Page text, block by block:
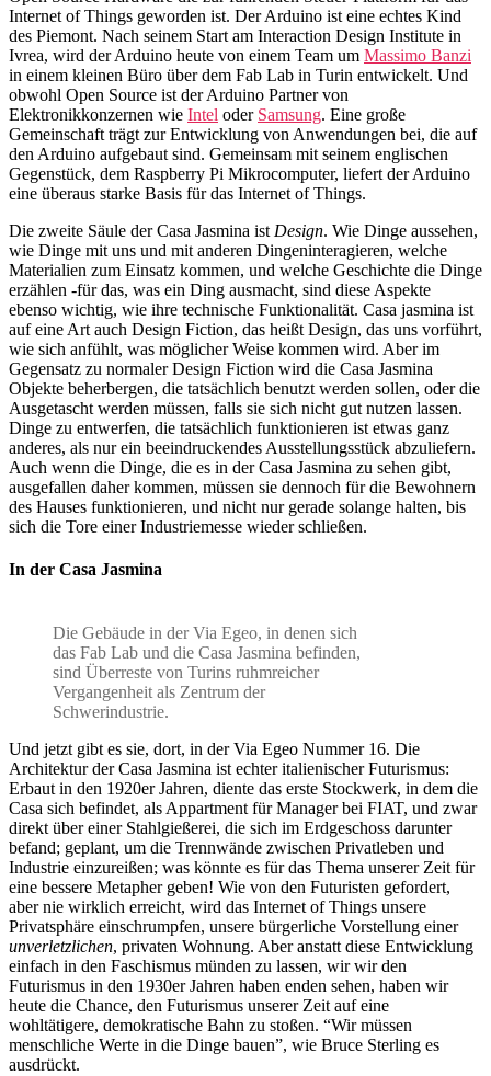
Internet of Things geworden ist. Der Arduino ist eine echtes Kind
des Piemont. Nach seinem Start am Interaction Design Institute in
Ivrea, wird der Arduino heute von einem Team um Massimo Banzi
in einem kleinen Büro über dem Fab Lab in Turin entwickelt. Und
obwohl Open Source ist der Arduino Partner von
Elektronikkonzernen wie Intel oder Samsung. Eine große
Gemeinschaft trägt zur Entwicklung von Anwendungen bei, die auf
den Arduino aufgebaut sind. Gemeinsam mit seinem englischen
Gegenstück, dem Raspberry Pi Mikrocomputer, liefert der Arduino
eine überaus starke Basis für das Internet of Things.
Die zweite Säule der Casa Jasmina ist Design. Wie Dinge aussehen,
wie Dinge mit uns und mit anderen Dingeninteragieren, welche
Materialien zum Einsatz kommen, und welche Geschichte die Dinge
erzählen -für das, was ein Ding ausmacht, sind diese Aspekte
ebenso wichtig, wie ihre technische Funktionalität. Casa jasmina ist
auf eine Art auch Design Fiction, das heißt Design, das uns vorführt,
wie sich anfühlt, was möglicher Weise kommen wird. Aber im
Gegensatz zu normaler Design Fiction wird die Casa Jasmina
Objekte beherbergen, die tatsächlich benutzt werden sollen, oder die
Ausgetascht werden müssen, falls sie sich nicht gut nutzen lassen.
Dinge zu entwerfen, die tatsächlich funktionieren ist etwas ganz
anderes, als nur ein beeindruckendes Ausstellungsstück abzuliefern.
Auch wenn die Dinge, die es in der Casa Jasmina zu sehen gibt,
ausgefallen daher kommen, müssen sie dennoch für die Bewohnern
des Hauses funktionieren, und nicht nur gerade solange halten, bis
sich die Tore einer Industriemesse wieder schließen.
In der Casa Jasmina
Die Gebäude in der Via Egeo, in denen sich
das Fab Lab und die Casa Jasmina befinden,
sind Überreste von Turins ruhmreicher
Vergangenheit als Zentrum der
Schwerindustrie.
Und jetzt gibt es sie, dort, in der Via Egeo Nummer 16. Die
Architektur der Casa Jasmina ist echter italienischer Futurismus:
Erbaut in den 1920er Jahren, diente das erste Stockwerk, in dem die
Casa sich befindet, als Appartment für Manager bei FIAT, und zwar
direkt über einer Stahlgießerei, die sich im Erdgeschoss darunter
befand; geplant, um die Trennwände zwischen Privatleben und
Industrie einzureißen; was könnte es für das Thema unserer Zeit für
eine bessere Metapher geben! Wie von den Futuristen gefordert,
aber nie wirklich erreicht, wird das Internet of Things unsere
Privatsphäre einschrumpfen, unsere bürgerliche Vorstellung einer
unverletzlichen, privaten Wohnung. Aber anstatt diese Entwicklung
einfach in den Faschismus münden zu lassen, wir wir den
Futurismus in den 1930er Jahren haben enden sehen, haben wir
heute die Chance, den Futurismus unserer Zeit auf eine
wohltätigere, demokratische Bahn zu stoßen. “Wir müssen
menschliche Werte in die Dinge bauen”, wie Bruce Sterling es
ausdrückt.